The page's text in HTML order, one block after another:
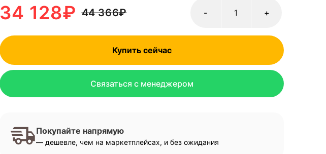
44 366₽
34 128₽ +
-
Купить сейчас
Связаться с менеджером
Покупайте напрямую
— дешевле, чем на маркетплейсах, и без ожидания